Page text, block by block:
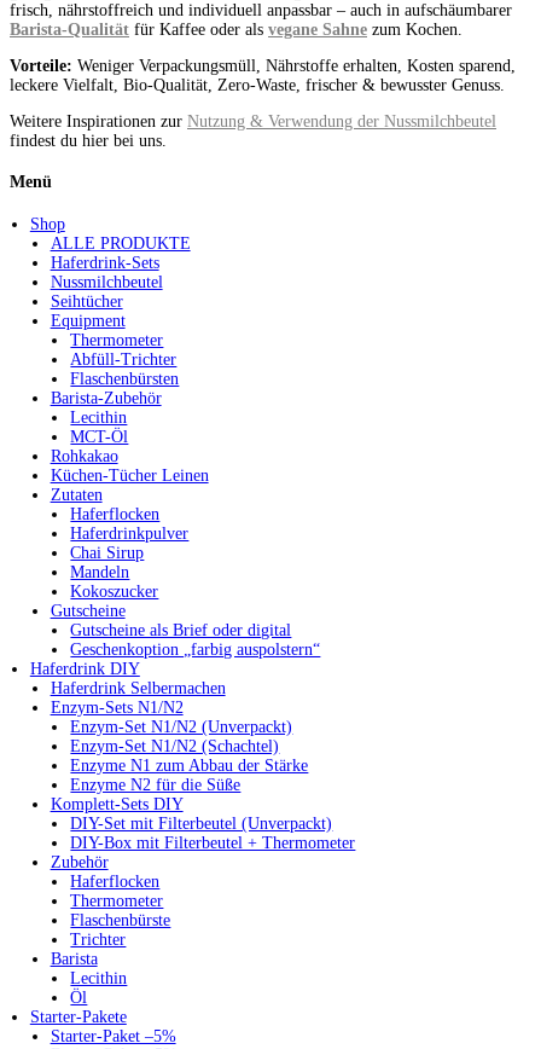
frisch, nährstoffreich und individuell anpassbar – auch in aufschäumbarer
Barista-Qualität für Kaffee oder als vegane Sahne zum Kochen.
Vorteile: Weniger Verpackungsmüll, Nährstoffe erhalten, Kosten sparend,
leckere Vielfalt, Bio-Qualität, Zero-Waste, frischer & bewusster Genuss.
Weitere Inspirationen zur Nutzung & Verwendung der Nussmilchbeutel
findest du hier bei uns.
Menü
Shop
ALLE PRODUKTE
Haferdrink-Sets
Nussmilchbeutel
Seihtücher
Equipment
Thermometer
Abfüll-Trichter
Flaschenbürsten
Barista-Zubehör
Lecithin
MCT-Öl
Rohkakao
Küchen-Tücher Leinen
Zutaten
Haferflocken
Haferdrinkpulver
Chai Sirup
Mandeln
Kokoszucker
Gutscheine
Gutscheine als Brief oder digital
Geschenkoption „farbig auspolstern“
Haferdrink DIY
Haferdrink Selbermachen
Enzym-Sets N1/N2
Enzym-Set N1/N2 (Unverpackt)
Enzym-Set N1/N2 (Schachtel)
Enzyme N1 zum Abbau der Stärke
Enzyme N2 für die Süße
Komplett-Sets DIY
DIY-Set mit Filterbeutel (Unverpackt)
DIY-Box mit Filterbeutel + Thermometer
Zubehör
Haferflocken
Thermometer
Flaschenbürste
Trichter
Barista
Lecithin
Öl
Starter-Pakete
Starter-Paket –5%